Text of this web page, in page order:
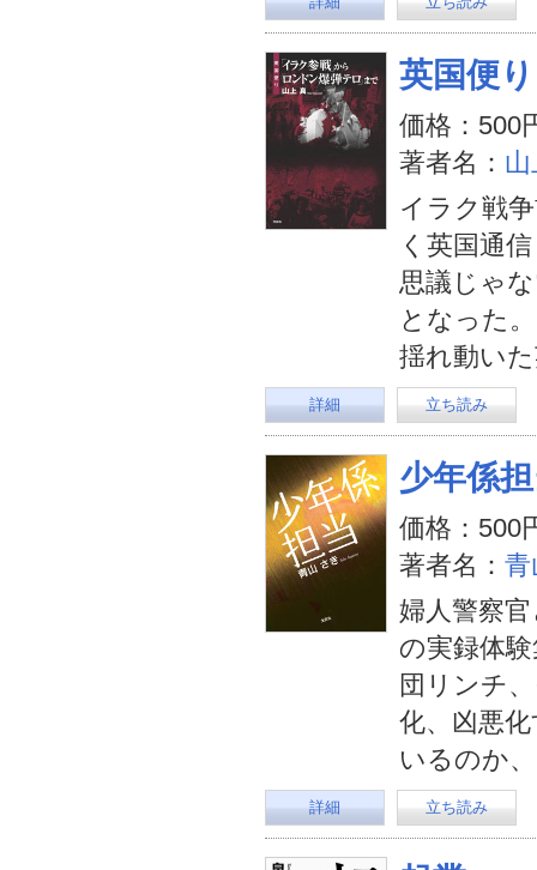
英国便り
価格：500
著者名：
イラク戦
く英国通
思議じゃ
となった
揺れ動い
詳細 立ち読み
少年係
価格：500
著者名：
婦人警察
の実録体
団リンチ
化、凶悪
いるのか
詳細 立ち読み